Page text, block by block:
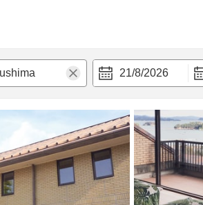
21/8/2026
งอำนวยความสะดวก